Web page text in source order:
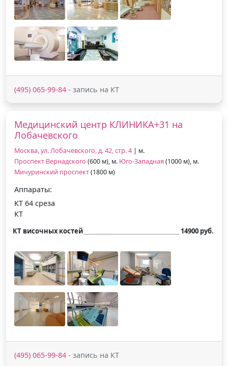
(495) 065-99-84 - запись на КТ
Медицинский центр КЛИНИКА+31 на
Лобачевского
Москва, ул. Лобачевского, д. 42, стр. 4 | м.
Проспект Вернадского (600 м), м. Юго-Западная (1000 м), м.
Мичуринский проспект(1800 м)
Аппараты:
КТ 64 среза
КТ
КТ височных костей 14900 руб.
(495) 065-99-84 - запись на КТ